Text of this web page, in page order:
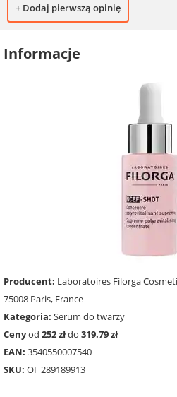
+ Dodaj pierwszą opinię
Informacje
Producent: Laboratoires Filorga
75008 Paris, France
Kategoria: Serum do twarzy
Cenyod 252 złdo 319.79 zł
EAN: 3540550007540
SKU: OI_289189913